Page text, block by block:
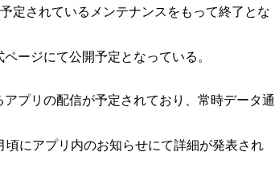
定されているメンテナンスをもって終了とな
ージにて公開予定となっている。
プリの配信が予定されており、常時データ通
にアプリ内のお知らせにて詳細が発表され